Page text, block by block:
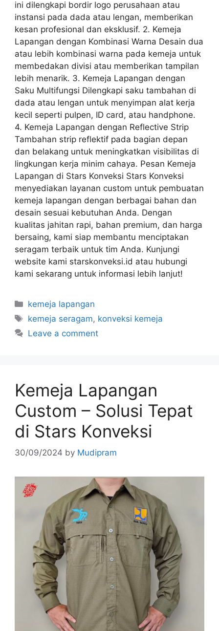
ini dilengkapi bordir logo perusahaan atau
instansi pada dada atau lengan, memberikan
kesan profesional dan eksklusif. 2. Kemeja
Lapangan dengan Kombinasi Warna Desain dua
atau lebih kombinasi warna pada kemeja untuk
membedakan divisi atau memberikan tampilan
lebih menarik. 3. Kemeja Lapangan dengan
Saku Multifungsi Dilengkapi saku tambahan di
dada atau lengan untuk menyimpan alat kerja
kecil seperti pulpen, ID card, atau handphone.
4. Kemeja Lapangan dengan Reflective Strip
Tambahan strip reflektif pada bagian depan
dan belakang untuk meningkatkan visibilitas di
lingkungan kerja minim cahaya. Pesan Kemeja
Lapangan di Stars Konveksi Stars Konveksi
menyediakan layanan custom untuk pembuatan
kemeja lapangan dengan berbagai bahan dan
desain sesuai kebutuhan Anda. Dengan
kualitas jahitan rapi, bahan premium, dan harga
bersaing, kami siap membantu menciptakan
seragam terbaik untuk tim Anda. Kunjungi
website kami starskonveksi.id atau hubungi
kami sekarang untuk informasi lebih lanjut!
kemeja lapangan
kemeja seragam, konveksi kemeja
Leave a comment
Kemeja Lapangan
Custom – Solusi Tepat
di Stars Konveksi
30/09/2024 by Mudipram